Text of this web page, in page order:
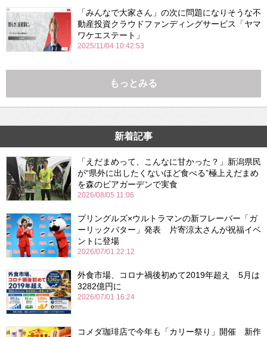
「みんなで大家さん」の次に問題になりそうな不
動産投資クラウドファンディングサービス「ヤマ
ワケエステート」
2025/11/04 10:42:53
もっとみる
新着記事
「えだまめって、こんなに甘かった？」新潟県民
が“県外に出したくないほど食べる”極上えだまめ
を森のビアガーデンで実食
2026/08/05 11:06
プリングルズ×ウルトラマンの新フレーバー「ガ
ーリックバター」発表 片寄涼太さんが祝福イベ
ントに登場
2026/07/01 22:12
外食市場、コロナ禍後初めて2019年超え 5月は
3282億円に
2026/07/01 16:24
コメダ珈琲店で今年も「カリー祭り」開催 新作